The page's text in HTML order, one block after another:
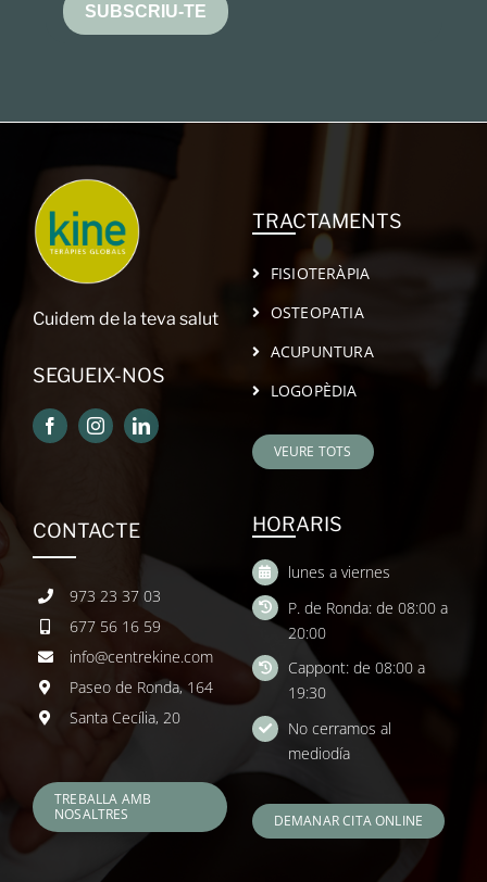
SUBSCRIU-TE
Cuidem de la teva salut
SEGUEIX-NOS
TRACTAMENTS
FISIOTERÀPIA
OSTEOPATIA
ACUPUNTURA
LOGOPÈDIA
VEURE TOTS
CONTACTE
973 23 37 03
677 56 16 59
info@centrekine.com
Paseo de Ronda, 164
Santa Cecília, 20
TREBALLA AMB
NOSALTRES
HORARIS
lunes a viernes
P. de Ronda: de 08:00 a
20:00
Cappont: de 08:00 a
19:30
No cerramos al
mediodía
DEMANAR CITA ONLINE